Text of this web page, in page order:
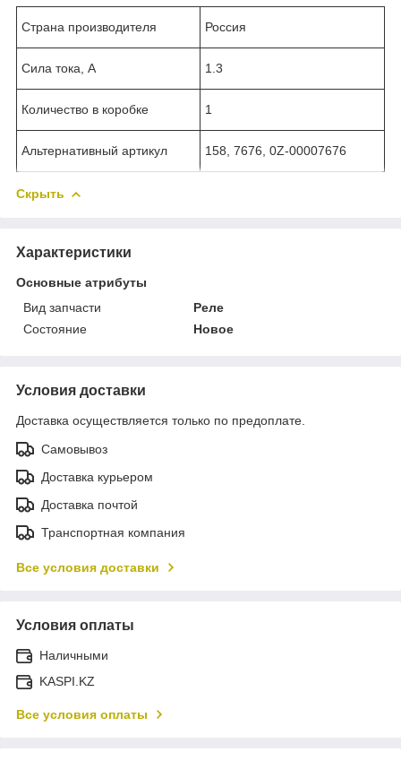
Страна производителя Россия
Сила тока, А 1.3
Количество в коробке 1
Альтернативный артикул 158, 7676, 0Z-00007676
Скрыть
Характеристики
Основные атрибуты
Вид запчасти
Реле
Состояние
Новое
Условия доставки
Доставка осуществляется только по предоплате.
Самовывоз
Доставка курьером
Доставка почтой
Транспортная компания
Все условия доставки
Условия оплаты
Наличными
KASPI.KZ
Все условия оплаты